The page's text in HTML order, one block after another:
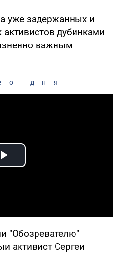
уже задержанных и
дубинками
важным
дня
Play Video
"Обозревателю"
активист Сергей